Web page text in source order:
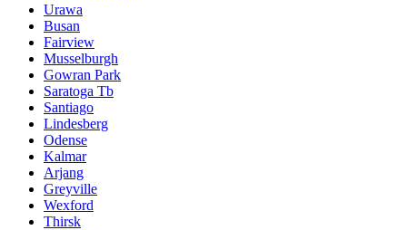
Urawa
Busan
Fairview
Musselburgh
Gowran Park
Saratoga Tb
Santiago
Lindesberg
Odense
Kalmar
Arjang
Greyville
Wexford
Thirsk